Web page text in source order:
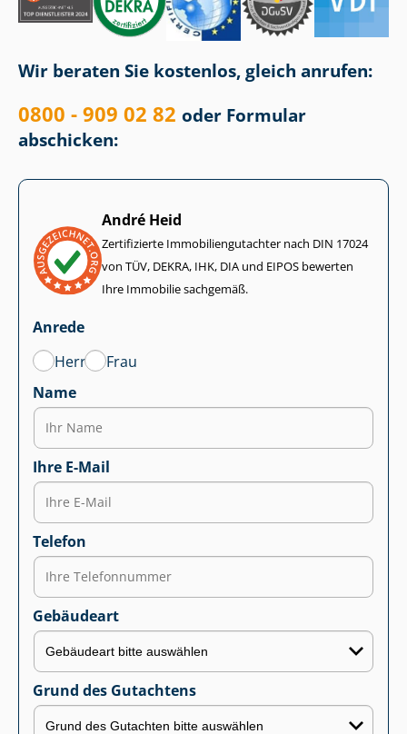
Wir beraten Sie kostenlos, gleich anrufen:
0800 - 909 02 82 oder Formular
abschicken:
André Heid
Zertifizierte Im­mo­bi­li­en­gut­ach­ter nach DIN 17024
von TÜV, DEKRA, IHK, DIA und EIPOS bewerten
Ihre Immobilie sachgemäß.
Anrede
Herr
Frau
Name
Ihre E-Mail
Telefon
Gebäudeart
Grund des Gutachtens